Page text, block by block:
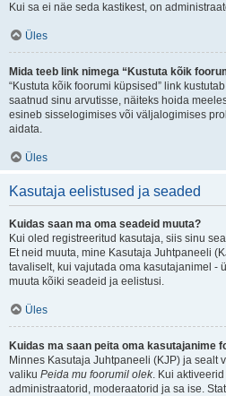
Kui sa ei näe seda kastikest, on
Üles
Mida teeb link nimega “Kustuta kõik
“Kustuta kõik foorumi küpsised” link
saatnud sinu arvutisse, näiteks hoida
esineb sisselogimises või väljalogimises
aidata.
Üles
Kasutaja eelistused ja seaded
Kuidas saan ma oma seadeid muuta?
Kui oled registreeritud kasutaja, siis sinu
Et neid muuta, mine Kasutaja Juhtpaneeli
tavaliselt, kui vajutada oma kasutajanimel -
muuta kõiki seadeid ja eelistusi.
Üles
Kuidas ma saan peita oma kasutajanime
Minnes Kasutaja Juhtpaneeli (KJP) ja sealt
valiku Peida mu foorumil olek. Kui
administraatorid, moderaatorid ja sa ise.